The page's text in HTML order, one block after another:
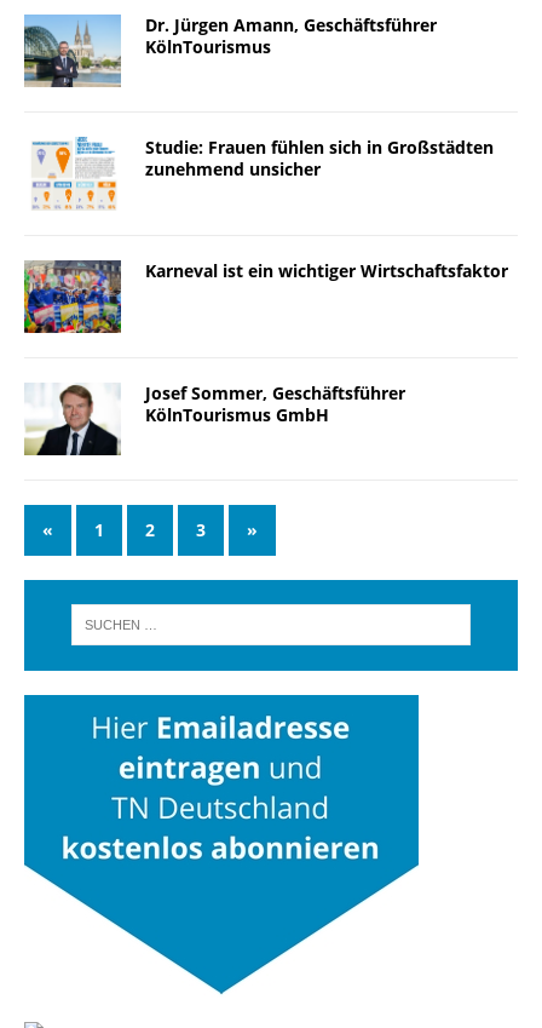
Dr. Jürgen Amann, Geschäftsführer
KölnTourismus
Studie: Frauen fühlen sich in Großstädten
zunehmend unsicher
Karneval ist ein wichtiger Wirtschaftsfaktor
Josef Sommer, Geschäftsführer
KölnTourismus GmbH
« 1 2 3 »